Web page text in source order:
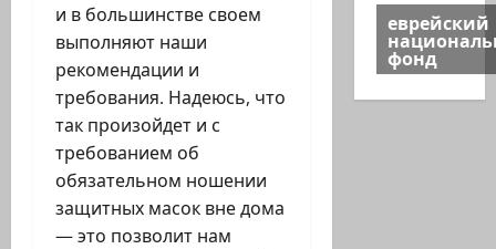
и в большинстве своем
выполняют наши
рекомендации и
требования. Надеюсь, что
так произойдет и с
требованием об
обязательном ношении
защитных масок вне дома
— это позволит нам
еврейский
фонд